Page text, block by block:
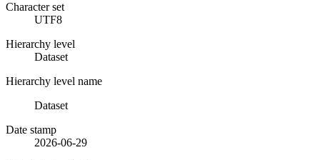
Character set
UTF8
Hierarchy level
Dataset
Hierarchy level name
Dataset
Date stamp
2026-06-29